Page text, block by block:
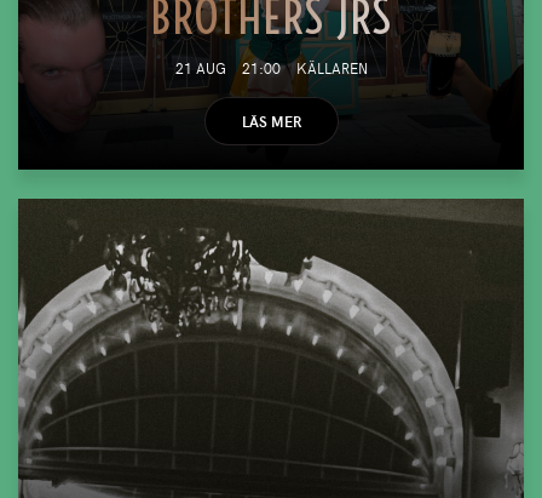
BROTHERS JRS
21 AUG 21:00 KÄLLAREN
LÄS MER